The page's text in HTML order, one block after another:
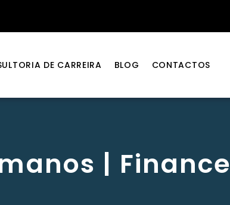
DE CARREIRA BLOG CONTACTOS
| Finance